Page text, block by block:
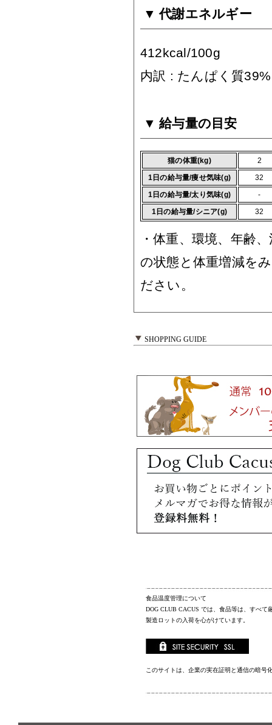
代謝エネルギー
412kcal/100g
内訳 : たんぱく質
給与量の目安
猫の体重(kg)
2
1日の給与量/痩せ気味(g)
32
1日の給与量/太り気味(g)
-
1日の給与量/シニア(g)
32
・体重、環境、年齢
の状態と体重増減を
ださい。
SHOPPING GUIDE
食品温度管理について
DOG CLUB CACUS では、食品等は、すべて
製造ロットの入荷を心がけています。
このサイトは、企業の実在証明と通信の暗号